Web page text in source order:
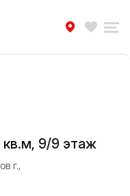
9/9 этаж
г.,